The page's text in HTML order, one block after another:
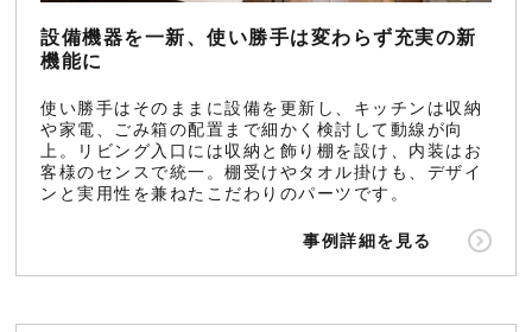
設備機器を一新、使い勝手は変わらず充実の新
機能に
使い勝手はそのままに設備を更新し、キッチンは収納
や家電、ごみ箱の配置まで細かく検討して動線が向
上。リビング入口には収納と飾り棚を設け、内装はお
客様のセンスで統一。棚受けやタオル掛けも、デザイ
ンと実用性を兼ねたこだわりのパーツです。
事例詳細を見る